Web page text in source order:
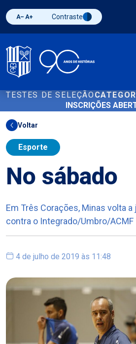
Diminuir fonte
Aumentar fonteAlternar contraste
Contraste
TESTES DE SELEÇÃO
INSCRIÇÕES
Voltar
Esporte
No sábado
Em Três Corações, Minas volta a
contra o Integrado/Umbro/ACMF
4 de julho de 2019 às 11:48